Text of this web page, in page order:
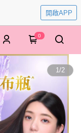
開啟APP
0
1/2